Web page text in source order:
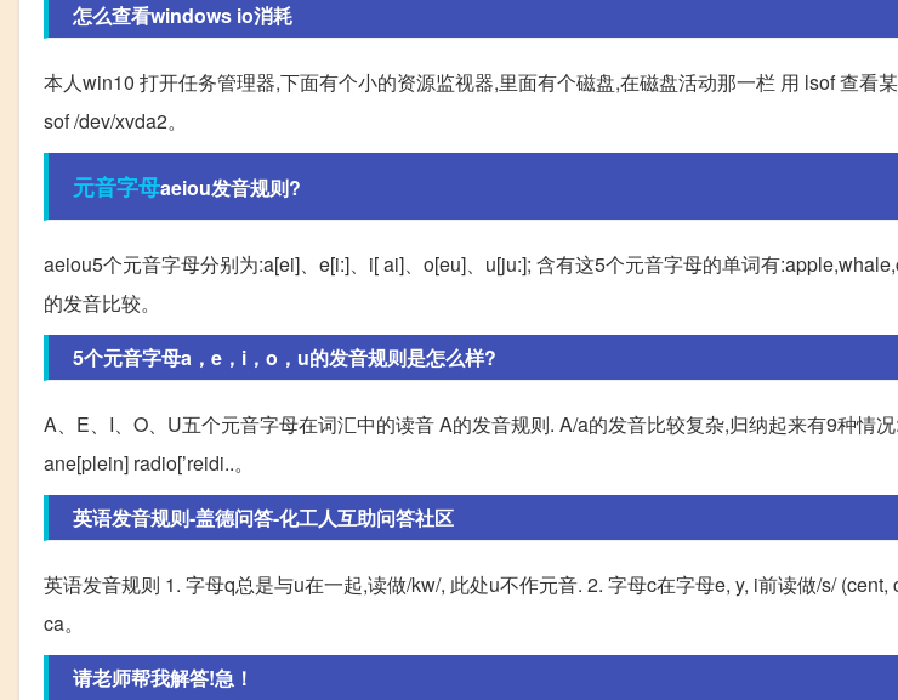
怎么查看windows io消耗
本人win10 打开任务管理器,下面有个小的资源监视器,里面有个磁盘,在磁盘活动那一栏 用 lsof 查看
sof /dev/xvda2。
元音字母aeiou发音规则?
aeiou5个元音字母分别为:a[ei]、e[i:]、i[ ai]、o[eu]、u[ju:]; 含有这5个元音字母的单词有
的发音比较。
5个元音字母a，e，i，o，u的发音规则是怎么样?
A、E、I、O、U五个元音字母在词汇中的读音 A的发音规则. A/a的发音比较复杂,归纳起来有9种情
ane[plein] radio[’reidi..。
英语发音规则-盖德问答-化工人互助问答社区
英语发音规则 1. 字母q总是与u在一起,读做/kw/, 此处u不作元音. 2. 字母c在字母e, y, i前读做/s/ (cent,
ca。
请老师帮我解答!急！